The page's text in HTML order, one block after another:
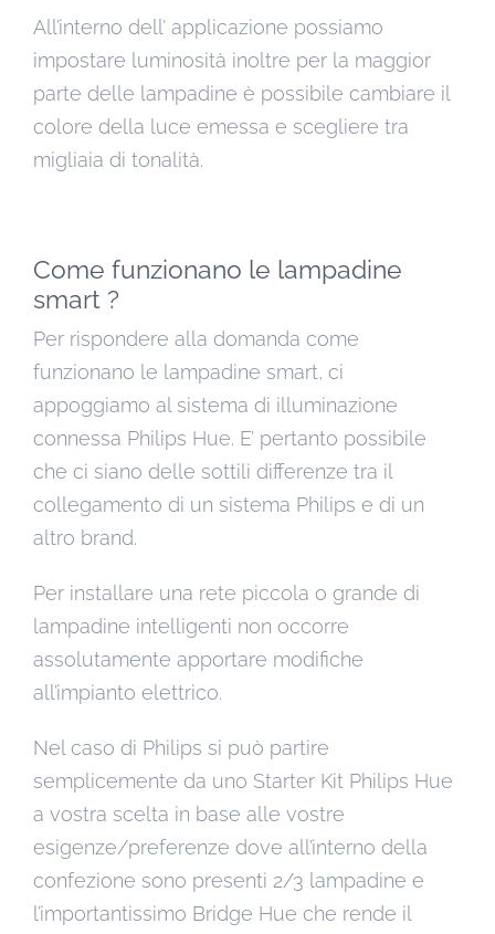
All’interno dell’ applicazione possiamo
impostare luminosità inoltre per la maggior
parte delle lampadine è possibile cambiare il
colore della luce emessa e scegliere tra
migliaia di tonalità.
Come funzionano le lampadine
smart ?
Per rispondere alla domanda come
funzionano le lampadine smart, ci
appoggiamo al sistema di illuminazione
connessa Philips Hue. E’ pertanto possibile
che ci siano delle sottili differenze tra il
collegamento di un sistema Philips e di un
altro brand.
Per installare una rete piccola o grande di
lampadine intelligenti non occorre
assolutamente apportare modifiche
all’impianto elettrico.
Nel caso di Philips si può partire
semplicemente da uno Starter Kit Philips Hue
a vostra scelta in base alle vostre
esigenze/preferenze dove all’interno della
confezione sono presenti 2/3 lampadine e
l’importantissimo Bridge Hue che rende il